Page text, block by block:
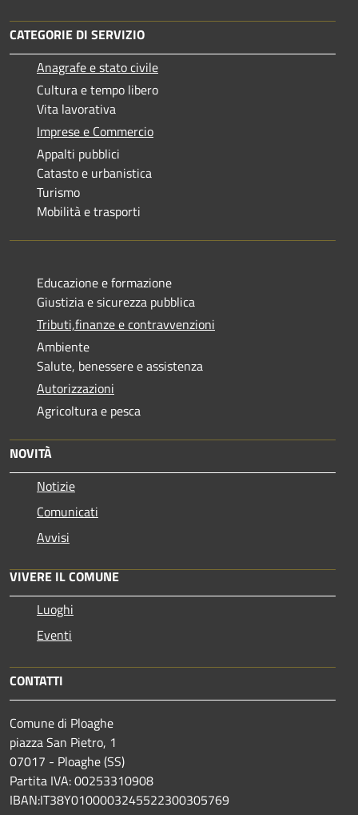
CATEGORIE DI SERVIZIO
Anagrafe e stato civile
Cultura e tempo libero
Vita lavorativa
Imprese e Commercio
Appalti pubblici
Catasto e urbanistica
Turismo
Mobilità e trasporti
Educazione e formazione
Giustizia e sicurezza pubblica
Tributi,finanze e contravvenzioni
Ambiente
Salute, benessere e assistenza
Autorizzazioni
Agricoltura e pesca
NOVITÀ
Notizie
Comunicati
Avvisi
VIVERE IL COMUNE
Luoghi
Eventi
CONTATTI
Comune di Ploaghe
piazza San Pietro, 1
07017 - Ploaghe (SS)
Partita IVA: 00253310908
IBAN:IT38Y0100003245522300305769